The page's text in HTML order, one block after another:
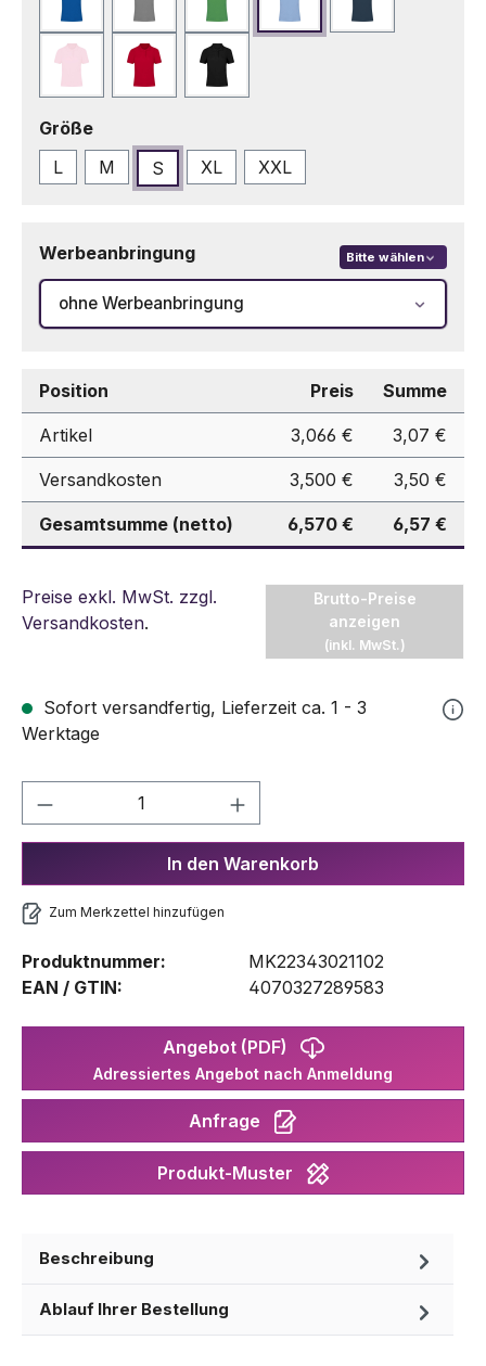
Blau Grau Grün Hellblau Marineblau
Rosa Rot Schwarz
Größeauswählen
L
M S XL XXL
Werbeanbringung Bitte wählen
ohne Werbeanbringung
Position Preis Summe
Artikel 3,066 € 3,07 €
Versandkosten 3,500 € 3,50 €
Gesamtsumme (netto) 6,570 € 6,57 €
Preise exkl. MwSt. zzgl.
Versandkosten.
Brutto-Preise
anzeigen
(inkl. MwSt.)
Sofort versandfertig, Lieferzeit ca. 1 - 3
Werktage
Produkt Anzahl: Gib den
In den Warenkorb
Zum Merkzettel hinzufügen
Produktnummer:
MK22343021102
EAN / GTIN:
4070327289583
Angebot (PDF)
Adressiertes Angebot nach Anmeldung
Anfrage
Produkt-Muster
Beschreibung
Ablauf Ihrer Bestellung